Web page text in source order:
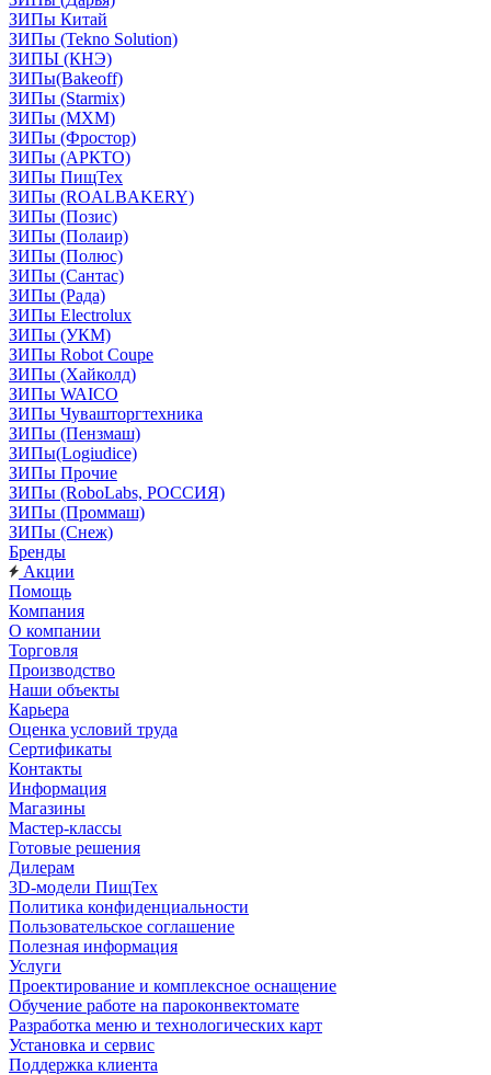
ЗИПы Китай
ЗИПы (Tekno Solution)
ЗИПЫ (КНЭ)
ЗИПы(Bakeoff)
ЗИПы (Starmix)
ЗИПы (МХМ)
ЗИПы (Фростор)
ЗИПы (АРКТО)
ЗИПы ПищТех
ЗИПы (ROALBAKERY)
ЗИПы (Позис)
ЗИПы (Полаир)
ЗИПы (Полюс)
ЗИПы (Сантас)
ЗИПы (Рада)
ЗИПы Electrolux
ЗИПы (УКМ)
ЗИПы Robot Coupe
ЗИПы (Хайколд)
ЗИПы WAICO
ЗИПы Чувашторгтехника
ЗИПы (Пензмаш)
ЗИПы(Logiudice)
ЗИПы Прочие
ЗИПы (RoboLabs, РОССИЯ)
ЗИПы (Проммаш)
ЗИПы (Снеж)
Бренды
Акции
Помощь
Компания
О компании
Торговля
Производство
Наши объекты
Карьера
Оценка условий труда
Сертификаты
Контакты
Информация
Магазины
Мастер-классы
Готовые решения
Дилерам
3D-модели ПищТех
Политика конфиденциальности
Пользовательское соглашение
Полезная информация
Услуги
Проектирование и комплексное оснащение
Обучение работе на пароконвектомате
Разработка меню и технологических карт
Установка и сервис
Поддержка клиента